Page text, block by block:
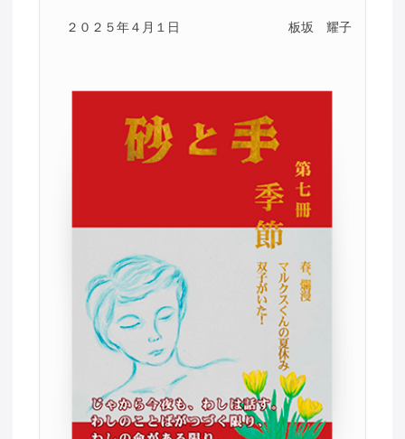
２０２５年４月１日 板坂 耀子